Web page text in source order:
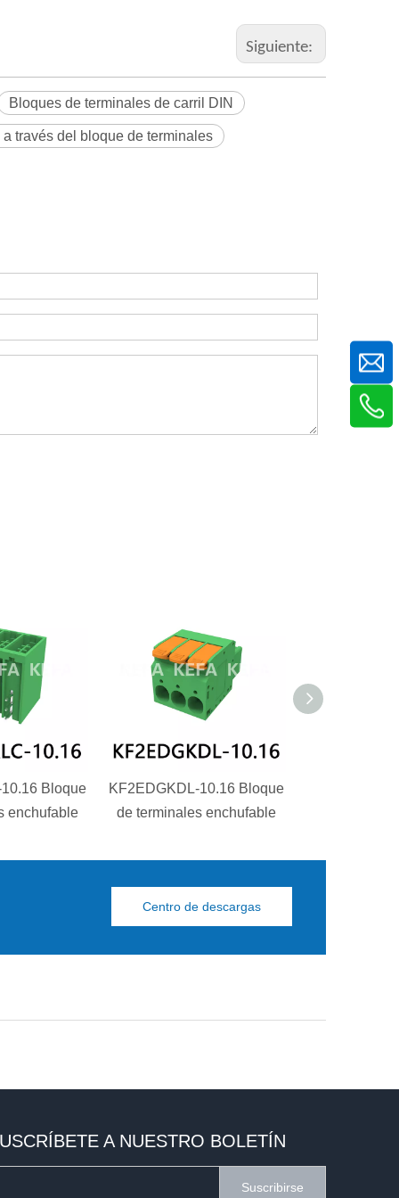
Siguiente:
Bloques de terminales de carril DIN
través del bloque de terminales
Bloque
enchufable
KF2EDGKDL-10.16 Bloque
de terminales enchufable
Centro de descargas
A NUESTRO BOLETÍN
Suscribirse